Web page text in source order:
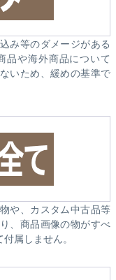
み等のダメージがある
品や海外商品について
いため、緩めの基準で
や、カスタム中古品等
、商品画像の物がすべ
属しません。